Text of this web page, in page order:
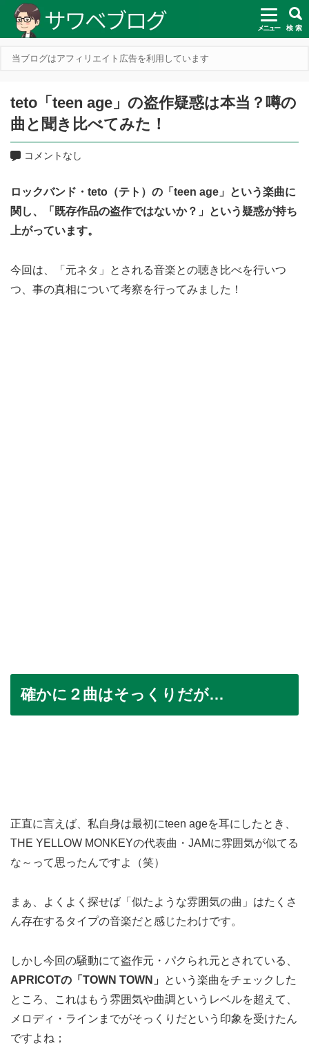
メニュー 検 索
当ブログはアフィリエイト広告を利用しています
teto「teen age」の盗作疑惑は本当？噂の
曲と聞き比べてみた！
コメントなし
ロックバンド・teto（テト）の「teen age」という楽曲に
関し、「既存作品の盗作ではないか？」という疑惑が持ち
上がっています。
今回は、「元ネタ」とされる音楽との聴き比べを行いつ
つ、事の真相について考察を行ってみました！
確かに２曲はそっくりだが…
正直に言えば、私自身は最初にteen ageを耳にしたとき、
THE YELLOW MONKEYの代表曲・JAMに雰囲気が似てる
な～って思ったんですよ（笑）
まぁ、よくよく探せば「似たような雰囲気の曲」はたくさ
ん存在するタイプの音楽だと感じたわけです。
しかし今回の騒動にて盗作元・パクられ元とされている、
APRICOTの「TOWN TOWN」
という楽曲をチェックした
ところ、これはもう雰囲気や曲調というレベルを超えて、
メロディ・ラインまでがそっくりだという印象を受けたん
ですよね；